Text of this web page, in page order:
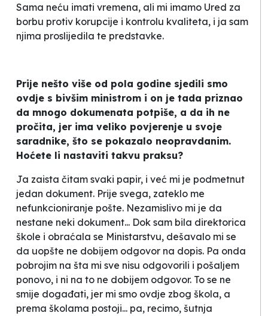
Sama neću imati vremena, ali mi imamo Ured za
borbu protiv korupcije i kontrolu kvaliteta, i ja sam
njima proslijedila te predstavke.
Prije nešto više od pola godine sjedili smo
ovdje s bivšim ministrom i on je tada priznao
da mnogo dokumenata potpiše, a da ih ne
pročita, jer ima veliko povjerenje u svoje
saradnike, što se pokazalo neopravdanim.
Hoćete li nastaviti takvu praksu?
Ja zaista čitam svaki papir, i već mi je podmetnut
jedan dokument. Prije svega, zateklo me
nefunkcioniranje pošte. Nezamislivo mi je da
nestane neki dokument... Dok sam bila direktorica
škole i obraćala se Ministarstvu, dešavalo mi se
da uopšte ne dobijem odgovor na dopis. Pa onda
pobrojim na šta mi sve nisu odgovorili i pošaljem
ponovo, i ni na to ne dobijem odgovor. To se ne
smije događati, jer mi smo ovdje zbog škola, a
prema školama postoji... pa, recimo, šutnja